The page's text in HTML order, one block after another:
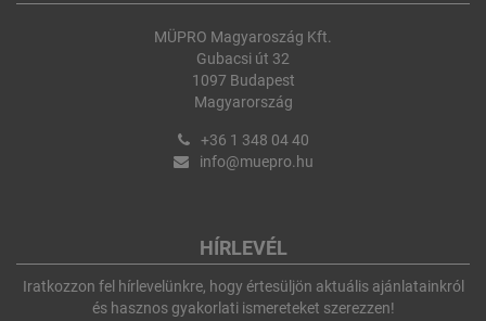
MÜPRO Magyaroszág Kft.
Gubacsi út 32
1097 Budapest
Magyarország
+36 1 348 04 40
info@muepro.hu
HÍRLEVÉL
Iratkozzon fel hírlevelünkre, hogy értesüljön aktuális ajánlatainkról
és hasznos gyakorlati ismereteket szerezzen!